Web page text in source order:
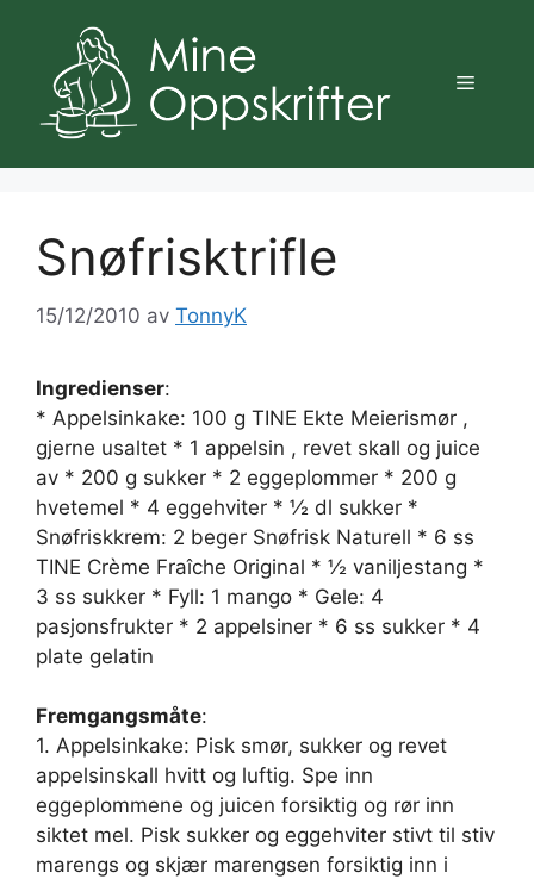
innhold
Meny
Snøfrisktrifle
15/12/2010 av TonnyK
Ingredienser:
* Appelsinkake: 100 g TINE Ekte Meierismør ,
gjerne usaltet * 1 appelsin , revet skall og juice
av * 200 g sukker * 2 eggeplommer * 200 g
hvetemel * 4 eggehviter * ½ dl sukker *
Snøfriskkrem: 2 beger Snøfrisk Naturell * 6 ss
TINE Crème Fraîche Original * ½ vaniljestang *
3 ss sukker * Fyll: 1 mango * Gele: 4
pasjonsfrukter * 2 appelsiner * 6 ss sukker * 4
plate gelatin
Fremgangsmåte:
1. Appelsinkake: Pisk smør, sukker og revet
appelsinskall hvitt og luftig. Spe inn
eggeplommene og juicen forsiktig og rør inn
siktet mel. Pisk sukker og eggehviter stivt til stiv
marengs og skjær marengsen forsiktig inn i